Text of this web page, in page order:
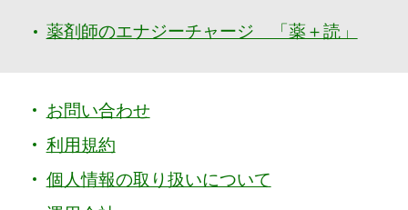
薬剤師のエナジーチャージ 「薬＋読」
お問い合わせ
利用規約
個人情報の取り扱いについて